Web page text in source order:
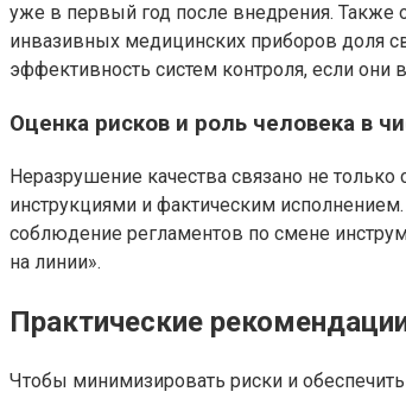
уже в первый год после внедрения. Также
инвазивных медицинских приборов доля
эффективность систем контроля, если
Оценка рисков и роль человека в
Неразрушение качества связано не
инструкциями и фактическим
соблюдение регламентов по смене
на линии».
Практические
Чтобы минимизировать риски и